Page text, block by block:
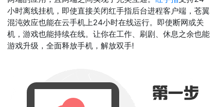
小时离线挂机，即使直接关闭红手指后台进程客户端，苍翼
混沌效应也能在云手机上24小时在线运行。即使断网或关
机，游戏也能持续在线。让你在工作、刷剧、休息之余也能
游戏升级，全面释放手机，解放双手!